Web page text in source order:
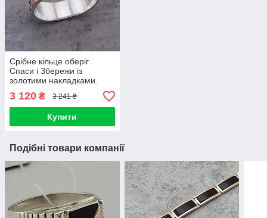
Срібне кільце оберіг
Спаси і Збережи із
золотими накладками.
Чорнене срібло 925
розмір 21
3 120 ₴ 3 241 ₴
Купити
Подібні товари компанії